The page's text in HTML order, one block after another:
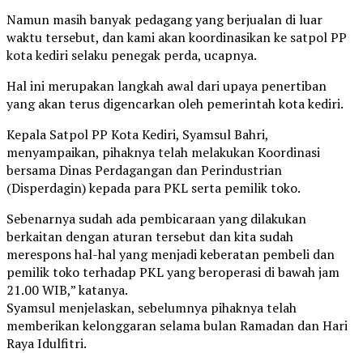
Namun masih banyak pedagang yang berjualan di luar
waktu tersebut, dan kami akan koordinasikan ke satpol PP
kota kediri selaku penegak perda, ucapnya.
Hal ini merupakan langkah awal dari upaya penertiban
yang akan terus digencarkan oleh pemerintah kota kediri.
Kepala Satpol PP Kota Kediri, Syamsul Bahri,
menyampaikan, pihaknya telah melakukan Koordinasi
bersama Dinas Perdagangan dan Perindustrian
(Disperdagin) kepada para PKL serta pemilik toko.
Sebenarnya sudah ada pembicaraan yang dilakukan
berkaitan dengan aturan tersebut dan kita sudah
merespons hal-hal yang menjadi keberatan pembeli dan
pemilik toko terhadap PKL yang beroperasi di bawah jam
21.00 WIB,” katanya.
Syamsul menjelaskan, sebelumnya pihaknya telah
memberikan kelonggaran selama bulan Ramadan dan Hari
Raya Idulfitri.